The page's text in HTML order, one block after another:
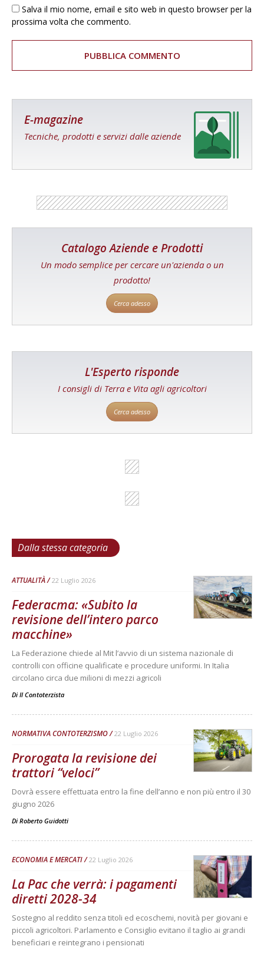
Salva il mio nome, email e sito web in questo browser per la
prossima volta che commento.
E-magazine
Tecniche, prodotti e servizi dalle aziende
Catalogo Aziende e Prodotti
Un modo semplice per cercare un'azienda o un
prodotto!
Cerca adesso
L'Esperto risponde
I consigli di Terra e Vita agli agricoltori
Cerca adesso
Dalla stessa categoria
ATTUALITÀ 22 Luglio 2026
Federacma: «Subito la
revisione dell’intero parco
macchine»
La Federazione chiede al Mit l’avvio di un sistema nazionale di
controlli con officine qualificate e procedure uniformi. In Italia
circolano circa due milioni di mezzi agricoli
Di Il Contoterzista
NORMATIVA CONTOTERZISMO 22 Luglio 2026
Prorogata la revisione dei
trattori “veloci”
Dovrà essere effettuata entro la fine dell’anno e non più entro il 30
giugno 2026
Di Roberto Guidotti
ECONOMIA E MERCATI 22 Luglio 2026
La Pac che verrà: i pagamenti
diretti 2028-34
Sostegno al reddito senza titoli ed ecoschemi, novità per giovani e
piccoli agricoltori. Parlamento e Consiglio evitano il taglio ai grandi
beneficiari e reintegrano i pensionati